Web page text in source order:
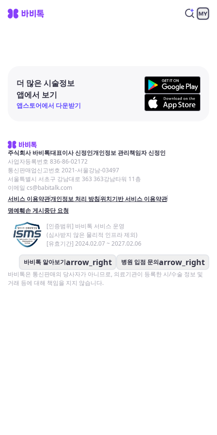
더 많은 시술정보
앱에서 보기
앱스토어에서 다운받기
주식회사 바비톡대표이사 신정인개인정보 관리책임자 신정인
사업자등록번호 836-86-02172
통신판매업신고번호 2021-서울강남-03497
서울특별시 서초구 강남대로 363 363강남타워 11층
이메일 cs@babitalk.com
서비스 이용약관개인정보 처리 방침위치기반 서비스 이용약관
명예훼손 게시중단 요청
[인증범위] 바비톡 서비스 운영
(심사받지 않은 물리적 인프라 제외)
[유효기간] 2024.02.07 ~ 2027.02.06
바비톡 알아보기arrow_right 병원 입점 문의arrow_right
바비톡은 통신판매의 당사자가 아니므로, 의료기관이 등록한 시/수술 정보 및
거래 등에 대해 책임을 지지 않습니다.